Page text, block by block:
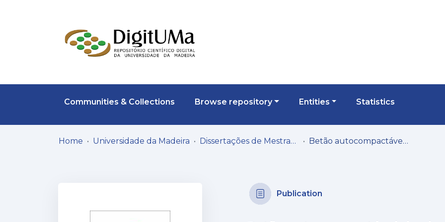
Communities & Collections Browse repository Entities Statistics
Home Universidade da Madeira Dissertações de Mestrado Betão autocompactável de elevado efeito estético
Publication